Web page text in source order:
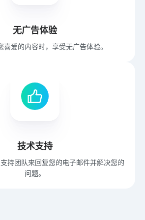
无广告体验
喜爱的内容时，享受无广告体验。
技术支持
持团队来回复您的电子邮件并解决您的
问题。